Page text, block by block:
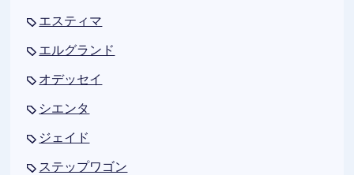
エスティマ
エルグランド
オデッセイ
シエンタ
ジェイド
ステップワゴン